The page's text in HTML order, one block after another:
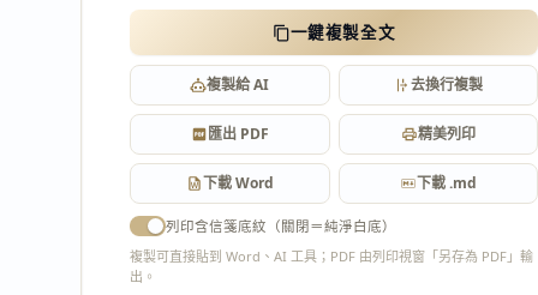
一鍵複製全文
複製給 AI 去換行複製
匯出 PDF 精美列印
下載 Word 下載 .md
列印含信箋底紋（關閉＝純淨白底）
複製可直接貼到 Word、AI 工具；PDF 由列印視窗「另存為 PDF」輸
出。